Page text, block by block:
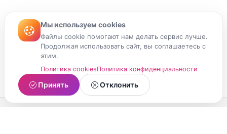
Мы используем cookies
Файлы cookie помогают нам делать сервис лучше.
Продолжая использовать сайт, вы соглашаетесь с
этим.
Политика cookiesПолитика конфиденциальности
Принять Отклонить